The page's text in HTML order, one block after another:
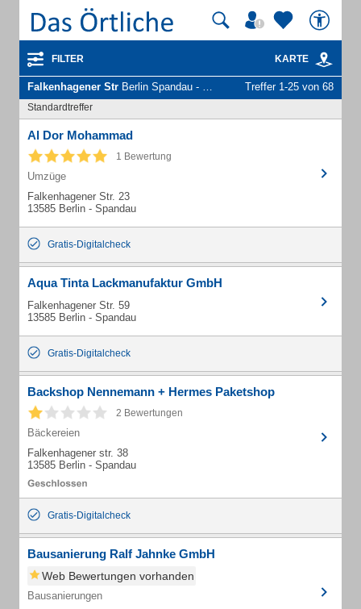
FILTER KARTE
Falkenhagener Str Berlin Spandau - Unternehmen und Personen Treffer 1-25 von 68
Standardtreffer
Al Dor Mohammad
1 Bewertung
Umzüge
Falkenhagener Str. 23
13585 Berlin - Spandau
Gratis-Digitalcheck
Aqua Tinta Lackmanufaktur GmbH
Falkenhagener Str. 59
13585 Berlin - Spandau
Gratis-Digitalcheck
Backshop Nennemann + Hermes Paketshop
2 Bewertungen
Bäckereien
Falkenhagener str. 38
13585 Berlin - Spandau
Gratis-Digitalcheck
Bausanierung Ralf Jahnke GmbH
Web Bewertungen vorhanden
Bausanierungen